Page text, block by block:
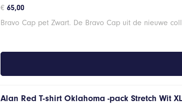
€ 65,00
Bravo Cap pet Zwart. De Bravo Cap uit de nieuwe
Alan Red T-shirt Oklahoma -pack Stretch Wit